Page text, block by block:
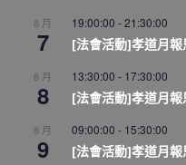
8 月
7
19:00:00 -21:30:00
[法會活動]孝道月
8 月
8
13:30:00 - 17:30:00
[法會活動]孝道月
8 月
9
09:00:00 - 15:30:00
[法會活動]孝道月